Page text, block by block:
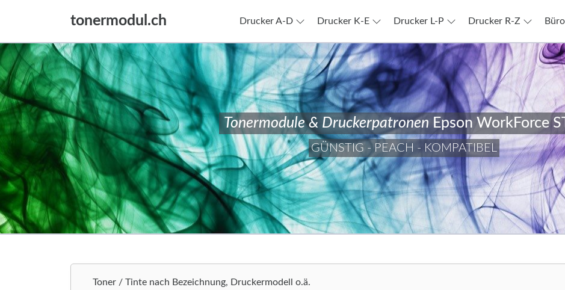
tonermodul.ch Drucker A-D Drucker K-E Drucker L-P Drucker R-Z
Tonermodule & Druckerpatronen Epson WorkForce
GÜNSTIG - PEACH - KOMPATIBEL
Toner / Tinte nach Bezeichnung, Druckermodell o.ä.